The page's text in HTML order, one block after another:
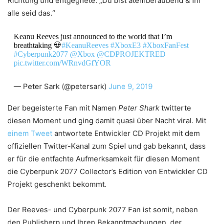
alle seid das.“
Keanu Reeves just announced to the world that I’m
breathtaking 💀#KeanuReeves #XboxE3 #XboxFanFest
#Cyberpunk2077 @Xbox @CDPROJEKTRED
pic.twitter.com/WRnvdGfYOR
— Peter Sark (@petersark) June 9, 2019
Der begeisterte Fan mit Namen Peter Shark twitterte
diesen Moment und ging damit quasi über Nacht viral. Mit
einem Tweet antwortete Entwickler CD Projekt mit dem
offiziellen Twitter-Kanal zum Spiel und gab bekannt, dass
er für die entfachte Aufmerksamkeit für diesen Moment
die Cyberpunk 2077 Collector’s Edition von Entwickler CD
Projekt geschenkt bekommt.
Der Reeves- und Cyberpunk 2077 Fan ist somit, neben